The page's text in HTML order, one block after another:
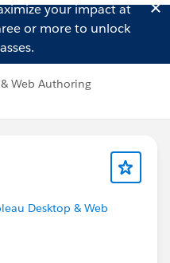
your impact at
or more to unlock
Web Authoring
Desktop & Web